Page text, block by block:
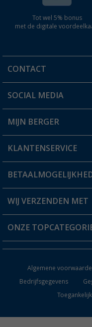
Tot wel 5% bonus
met de digitale
CONTACT
Een vraag?
Winkel vinden
SOCIAL MEDIA
MIJN BERGER
Mijn account
Status bestelling
Verlanglijstje
KLANTENSERVICE
FAQ & Contact
Verzendinformatie
Catalogus
WIJ VERZENDEN MET
ONZE
Keukenaccessoires
Campingmeubilair
Campingtoiletten
Algemene
Bedrijfsgegevens